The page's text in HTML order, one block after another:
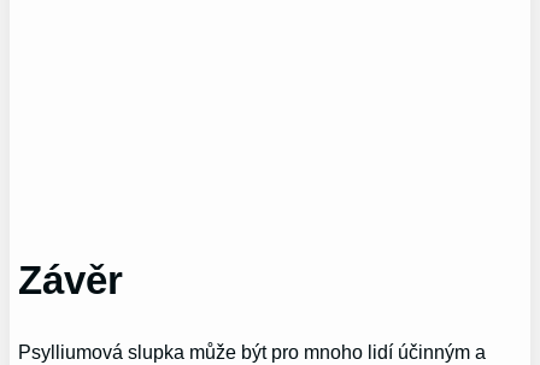
Závěr
Psylliumová slupka může být pro mnoho lidí účinným a